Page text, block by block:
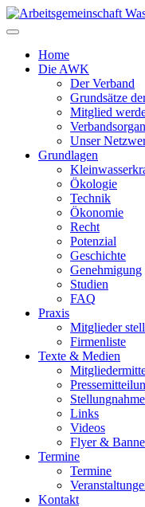
Zum
Inhalt
Home
Die AWK
Der Verband
Grundsätze
Mitglied
Unser
Grundlagen
Ökologie
Technik
Ökonomie
Recht
Potenzial
Geschichte
Genehmigung
Studien
FAQ
Praxis
Mitglieder
Firmenliste
Texte & Medien
Links
Videos
Flyer &
Termine
Termine
Kontakt